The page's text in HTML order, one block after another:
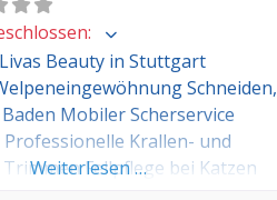
:
Beauty in Stuttgart
Schneiden,
Mobiler Scherservice
Krallen- und
Fellpflege bei Katzen
Weiterlesen …